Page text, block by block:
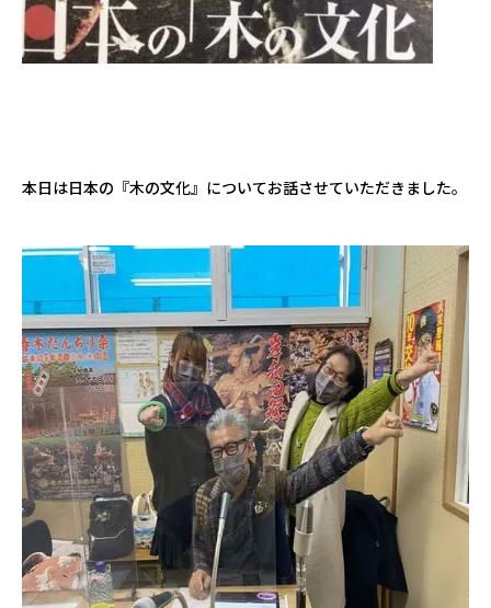
本日は日本の『木の文化』についてお話させていただきました。